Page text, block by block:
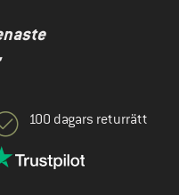
100 dagars returrätt